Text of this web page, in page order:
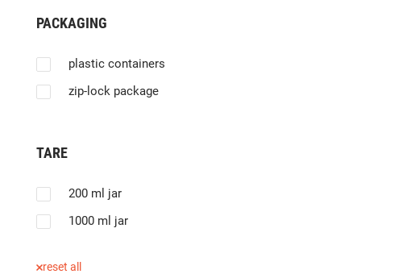
PACKAGING
plastic containers
zip-lock package
TARE
200 ml jar
1000 ml jar
reset all